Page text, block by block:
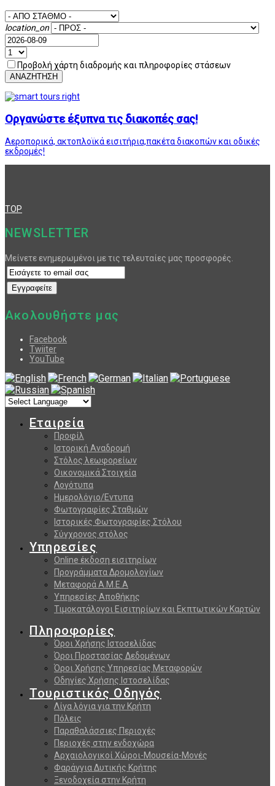
location_on
Προβολή χάρτη διαδρομής και πληροφορίες στάσεων
ΑΝΑΖΗΤΗΣΗ
Οργανώστε έξυπνα τις διακοπές σας!
Αεροπορικά, ακτοπλοϊκά εισιτήρια,πακέτα διακοπών και οδικές
εκδρομές!
TOP
NEWSLETTER
Μείνετε ενημερωμένοι με τις τελευταίες μας προσφορές.
Ακολουθήστε μας
Facebook
Twiiter
YouTube
Εταιρεία
Προφίλ
Ιστορική Αναδρομή
Στόλος λεωφορείων
Οικονομικά Στοιχεία
Λογότυπα
Ημερολόγιο/Εντυπα
Φωτογραφίες Σταθμών
Ιστορικές Φωτογραφίες Στόλου
Σύγχρονος στόλος
Υπηρεσίες
Online έκδοση εισιτηρίων
Προγράμματα Δρομολογίων
Μεταφορά Α.Μ.Ε.Α
Υπηρεσίες Αποθήκης
Τιμοκατάλογοι Εισιτηρίων και Εκπτωτικών Καρτών
Πληροφορίες
Όροι Χρήσης Ιστοσελίδας
Όροι Προστασίας Δεδομένων
Όροι Χρήσης Υπηρεσίας Μεταφορών
Οδηγίες Χρήσης Ιστοσελίδας
Τουριστικός Οδηγός
Λίγα λόγια για την Κρήτη
Πόλεις
Παραθαλάσσιες Περιοχές
Περιοχές στην ενδοχώρα
Αρχαιολογικοί Χώροι-Μουσεία-Μονές
Φαράγγια Δυτικής Κρήτης
Ξενοδοχεία στην Κρήτη